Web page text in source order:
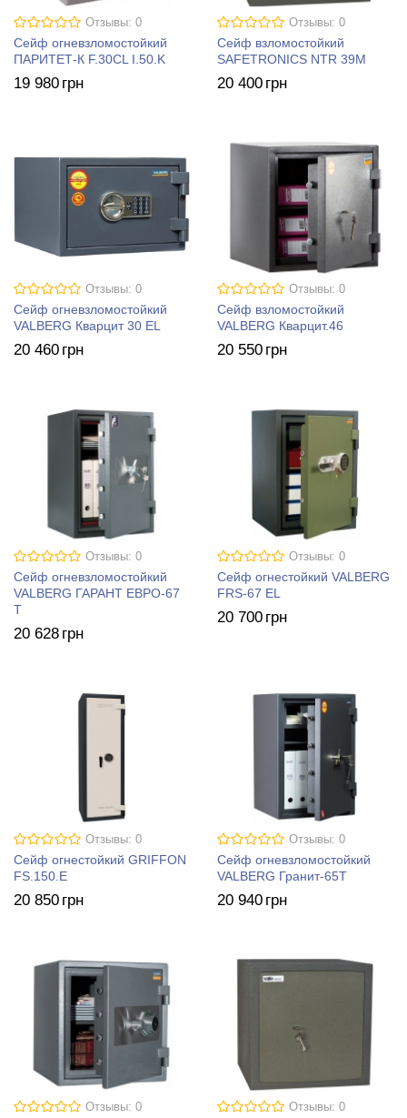
Отзывы: 0
Сейф огневзломостойкий
ПАРИТЕТ-К F.30CL I.50.K
19 980 грн
Отзывы: 0
Сейф взломостойкий
SAFETRONICS NTR 39M
20 400 грн
Отзывы: 0
Сейф огневзломостойкий
VALBERG Кварцит 30 EL
20 460 грн
Отзывы: 0
Сейф взломостойкий
VALBERG Кварцит.46
20 550 грн
Отзывы: 0
Сейф огневзломостойкий
VALBERG ГАРАНТ ЕВРО-67
T
20 628 грн
Отзывы: 0
Сейф огнестойкий VALBERG
FRS-67 EL
20 700 грн
Отзывы: 0
Сейф огнестойкий GRIFFON
FS.150.E
20 850 грн
Отзывы: 0
Сейф огневзломостойкий
VALBERG Гранит-65T
20 940 грн
Отзывы: 0 Отзывы: 0